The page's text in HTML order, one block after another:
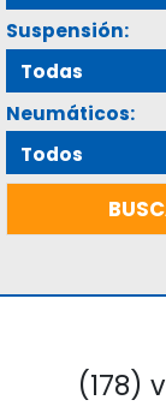
Suspensión:
Neumáticos:
(178)